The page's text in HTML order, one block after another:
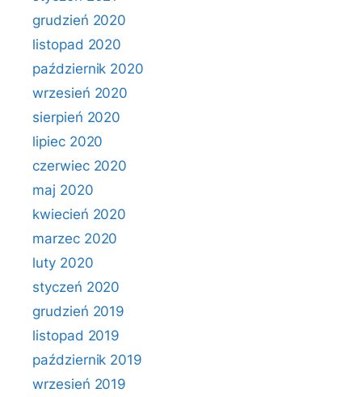
grudzień 2020
listopad 2020
październik 2020
wrzesień 2020
sierpień 2020
lipiec 2020
czerwiec 2020
maj 2020
kwiecień 2020
marzec 2020
luty 2020
styczeń 2020
grudzień 2019
listopad 2019
październik 2019
wrzesień 2019